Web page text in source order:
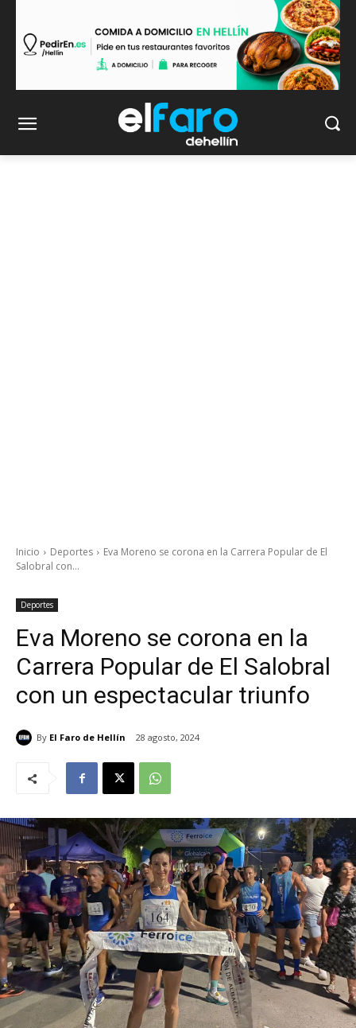
Inicio Deportes
Eva Moreno se corona en la Carrera Popular de El
Salobral con...
Deportes
Eva Moreno se corona en la
Carrera Popular de El Salobral
con un espectacular triunfo
By El Faro de Hellín 28 agosto, 2024